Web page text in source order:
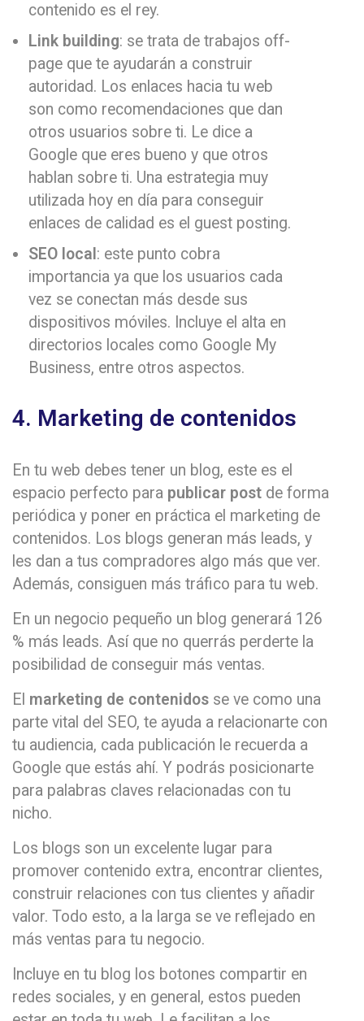
contenido es el rey.
Link building: se trata de trabajos off-
page que te ayudarán a construir
autoridad. Los enlaces hacia tu web
son como recomendaciones que dan
otros usuarios sobre ti. Le dice a
Google que eres bueno y que otros
hablan sobre ti. Una estrategia muy
utilizada hoy en día para conseguir
enlaces de calidad es el guest posting.
SEO local : este punto cobra
importancia ya que los usuarios cada
vez se conectan más desde sus
dispositivos móviles. Incluye el alta en
directorios locales como Google My
Business, entre otros aspectos.
4. Marketing de contenidos
En tu web debes tener un blog, este es el
espacio perfecto para publicar post de forma
periódica y poner en práctica el marketing de
contenidos. Los blogs generan más leads, y
les dan a tus compradores algo más que ver.
Además, consiguen más tráfico para tu web.
En un negocio pequeño un blog generará 126
% más leads. Así que no querrás perderte la
posibilidad de conseguir más ventas.
El marketing de contenidos se ve como una
parte vital del SEO, te ayuda a relacionarte con
tu audiencia, cada publicación le recuerda a
Google que estás ahí. Y podrás posicionarte
para palabras claves relacionadas con tu
nicho.
Los blogs son un excelente lugar para
promover contenido extra, encontrar clientes,
construir relaciones con tus clientes y añadir
valor. Todo esto, a la larga se ve reflejado en
más ventas para tu negocio.
Incluye en tu blog los botones compartir en
redes sociales, y en general, estos pueden